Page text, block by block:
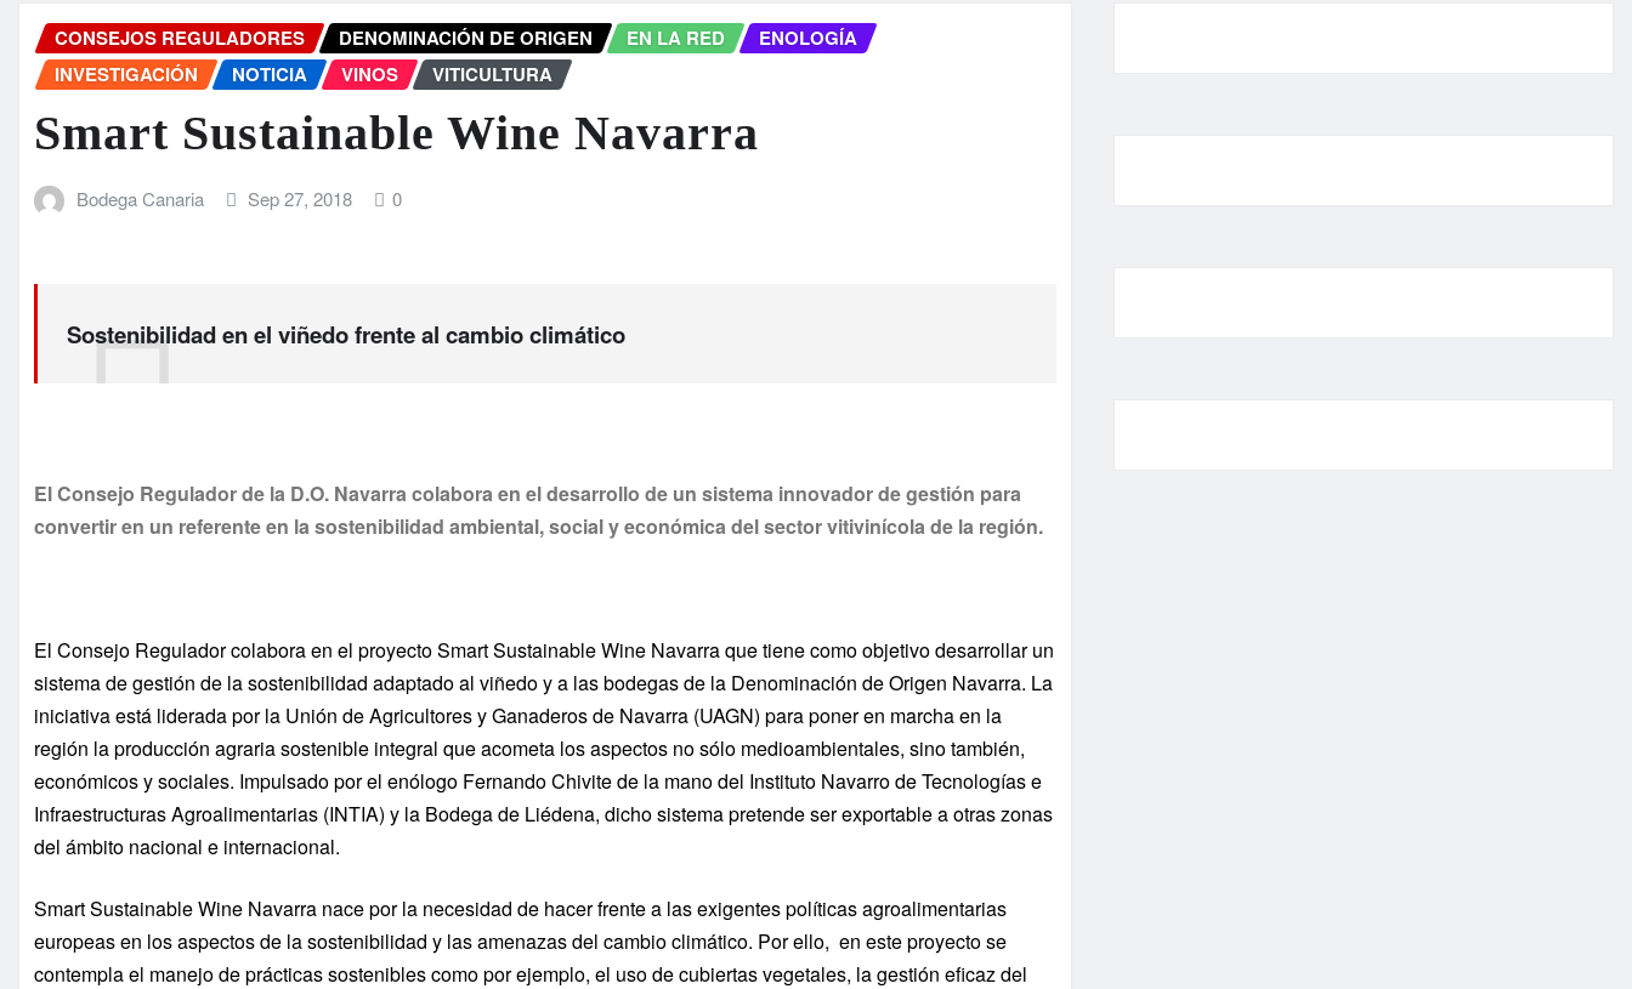
CONSEJOS REGULADORES DENOMINACIÓN DE ORIGEN EN LA RED
ENOLOGÍA
INVESTIGACIÓN
NOTICIA VINOS VITICULTURA
Smart Sustainable Wine Navarra
Bodega Canaria Sep 27, 2018 0
Sostenibilidad en el viñedo frente al cambio climático
El Consejo Regulador de la D.O. Navarra colabora en el desarrollo de un sistema innovador de gestión para
convertir en un referente en la sostenibilidad ambiental, social y económica del sector vitivinícola de la región.
El Consejo Regulador colabora en el proyecto Smart Sustainable Wine Navarra que tiene como objetivo desarrollar un
sistema de gestión de la sostenibilidad adaptado al viñedo y a las bodegas de la Denominación de Origen Navarra. La
iniciativa está liderada por la Unión de Agricultores y Ganaderos de Navarra (UAGN) para poner en marcha en la
región la producción agraria sostenible integral que acometa los aspectos no sólo medioambientales, sino también,
económicos y sociales. Impulsado por el enólogo Fernando Chivite de la mano del Instituto Navarro de Tecnologías e
Infraestructuras Agroalimentarias (INTIA) y la Bodega de Liédena, dicho sistema pretende ser exportable a otras zonas
del ámbito nacional e internacional.
Smart Sustainable Wine Navarra nace por la necesidad de hacer frente a las exigentes políticas agroalimentarias
europeas en los aspectos de la sostenibilidad y las amenazas del cambio climático. Por ello, en este proyecto se
contempla el manejo de prácticas sostenibles como por ejemplo, el uso de cubiertas vegetales, la gestión eficaz del